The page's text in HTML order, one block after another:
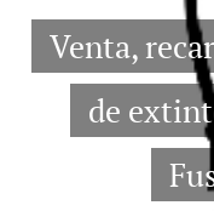
Venta,
de